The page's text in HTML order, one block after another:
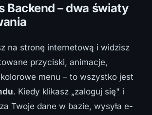
Backend – dwa światy
na stronę internetową i widzisz
przyciski, animacje,
menu – to wszystko jest
. Kiedy klikasz „zaloguj się" i
Twoje dane w bazie, wysyła e-